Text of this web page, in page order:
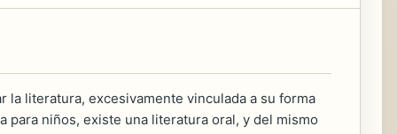
la literatura, excesivamente vinculada a su forma
niños, existe una literatura oral, y del mismo